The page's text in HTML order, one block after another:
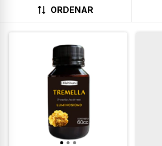
ORDENAR